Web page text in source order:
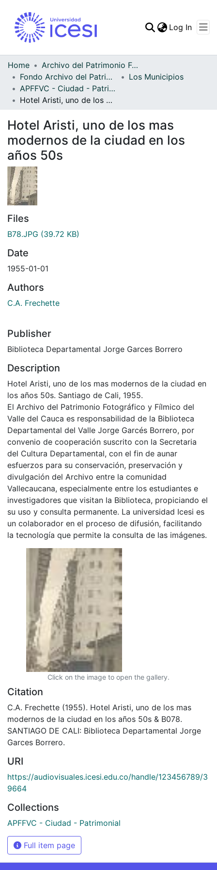
Statistics
Log In
Home
Archivo del Patrimonio Fotográfico y Fílmico del Valle del Cauca
Fondo Archivo del Patrimonio Fotográfico y Fílmico del Valle del Cauca
Los Municipios
APFFVC - Ciudad - Patrimonial
Hotel Aristi, uno de los mas modernos de la ciudad en los años 50s
Hotel Aristi, uno de los mas
modernos de la ciudad en los
años 50s
Files
B78.JPG (39.72 KB)
Date
1955-01-01
Authors
C.A. Frechette
Publisher
Biblioteca Departamental Jorge Garces Borrero
Description
Hotel Aristi, uno de los mas modernos de la ciudad en
los años 50s. Santiago de Cali, 1955.
El Archivo del Patrimonio Fotográfico y Fílmico del
Valle del Cauca es responsabilidad de la Biblioteca
Departamental del Valle Jorge Garcés Borrero, por
convenio de cooperación suscrito con la Secretaria
del Cultura Departamental, con el fin de aunar
esfuerzos para su conservación, preservación y
divulgación del Archivo entre la comunidad
Vallecaucana, especialmente entre los estudiantes e
investigadores que visitan la Biblioteca, propiciando el
su uso y consulta permanente. La universidad Icesi es
un colaborador en el proceso de difusión, facilitando
la tecnología que permite la consulta de las imágenes.
Click on the image to open the gallery.
Citation
C.A. Frechette (1955). Hotel Aristi, uno de los mas
modernos de la ciudad en los años 50s & B078.
SANTIAGO DE CALI: Biblioteca Departamental Jorge
Garces Borrero.
URI
https://audiovisuales.icesi.edu.co/handle/123456789/3
9664
Collections
APFFVC - Ciudad - Patrimonial
Full item page